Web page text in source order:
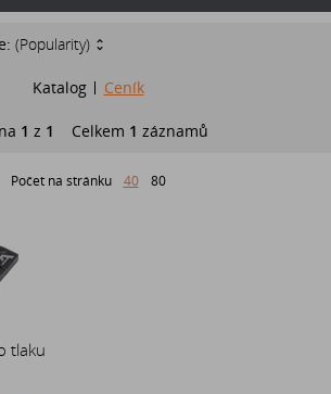
(Popularity)
Katalog Ceník
1 z 1 Celkem 1 záznamů
Počet na stránku 40 80
tlaku